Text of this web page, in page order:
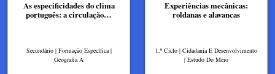
As especificidades do clima
português: a circulação…
Secundário | Formação Específica |
Geografia A
Experiências mecânicas:
roldanas e alavancas
1.º Ciclo | Cidadania E Desenvolvimento
| Estudo Do Meio